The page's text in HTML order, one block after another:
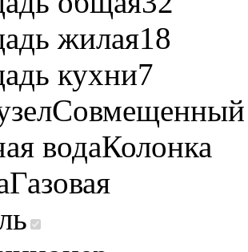
жилая18
кухни7
Совмещенный
водаКолонка
Газовая